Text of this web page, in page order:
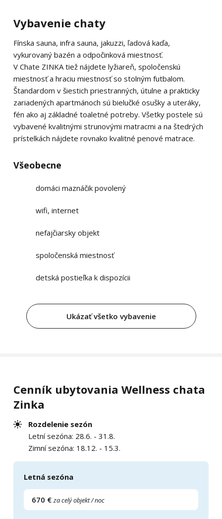
Vybavenie chaty
Fínska sauna, infra sauna, jakuzzi, ľadová kaďa,
vykurovaný bazén a odpočinková miestnosť.
V Chate ZINKA tiež nájdete lyžiareň, spoločenskú
miestnosť a hraciu miestnosť so stolným futbalom.
Štandardom v šiestich priestranných, útulne a prakticky
zariadených apartmánoch sú bielučké osušky a uteráky,
fén ako aj základné toaletné potreby. Všetky postele sú
vybavené kvalitnými strunovými matracmi a na štedrých
prístelkách nájdete rovnako kvalitné penové matrace.
Všeobecne
domáci maznáčik povolený
wifi, internet
nefajčiarsky objekt
spoločenská miestnosť
detská postieľka k dispozícii
Ukázať všetko vybavenie
Cenník ubytovania Wellness chata
Zinka
Rozdelenie sezón
Letní sezóna: 28.6. - 31.8.
Zimní sezóna: 18.12. - 15.3.
Letná sezóna
670 € za celý objekt / noc